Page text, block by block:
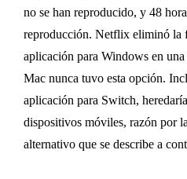
no se han reproducido, y 48
reproducción. Netflix eliminó la
aplicación para Windows en
Mac nunca tuvo esta opción.
aplicación para Switch,
dispositivos móviles, razón por
alternativo que se describe a